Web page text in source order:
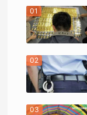
01
02
03